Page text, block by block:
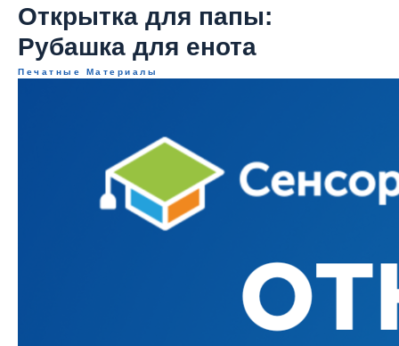
Открытка для папы:
Рубашка для енота
Печатные Материалы